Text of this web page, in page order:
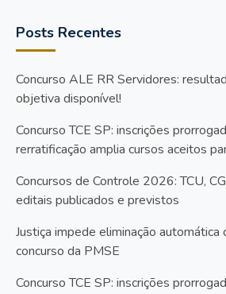
Posts Recentes
Concurso ALE RR Servidores:
objetiva disponível!
Concurso TCE SP: inscrições
rerratificação amplia cursos aceitos
Concursos de Controle 2026: TCU,
editais publicados e previstos
Justiça impede eliminação automática
concurso da PMSE
Concurso TCE SP: inscrições